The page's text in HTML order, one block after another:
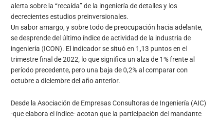
alerta sobre la “recaída” de la ingeniería de detalles y los
decrecientes estudios preinversionales.
Un sabor amargo, y sobre todo de preocupación hacia adelante,
se desprende del último índice de actividad de la industria de
ingeniería (ICON). El indicador se situó en 1,13 puntos en el
trimestre final de 2022, lo que significa un alza de 1% frente al
período precedente, pero una baja de 0,2% al comparar con
octubre a diciembre del año anterior.
Desde la Asociación de Empresas Consultoras de Ingeniería (AIC)
-que elabora el índice- acotan que la participación del mandante